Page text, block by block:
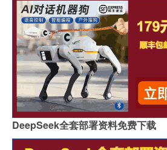
DeepSeek全套部署资料免费下载